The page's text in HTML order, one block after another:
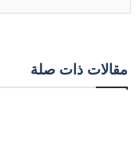
مقالات ذات صلة